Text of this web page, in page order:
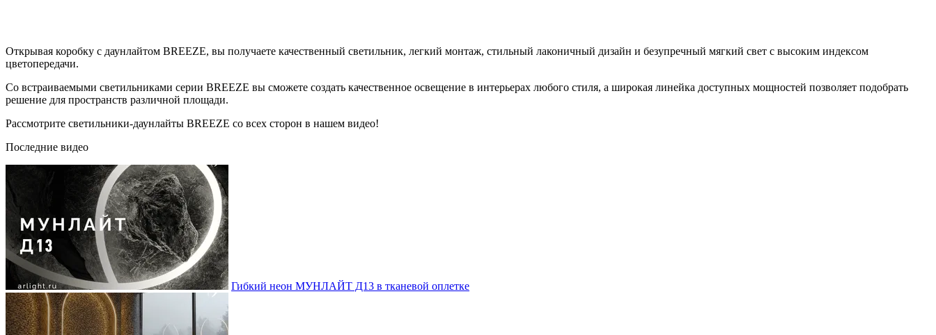
Открывая коробку с даунлайтом BREEZE, вы получаете качественный светильник, легкий монтаж, стильный лаконичный дизайн и безупречный мягкий свет с высоким индексом
цветопередачи.
Со встраиваемыми светильниками серии BREEZE вы сможете создать качественное освещение в интерьерах любого стиля, а широкая линейка доступных мощностей позволяет подобрать
решение для пространств различной площади.
Рассмотрите светильники-даунлайты BREEZE со всех сторон в нашем видео!
Последние видео
Гибкий неон МУНЛАЙТ Д13 в тканевой оплетке